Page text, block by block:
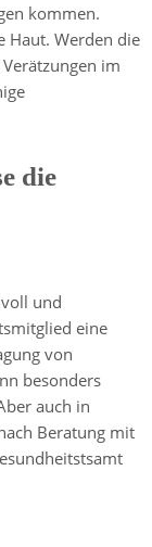
kommen.
Haut. Werden die
im
die
und
eine
von
besonders
auch in
Beratung mit